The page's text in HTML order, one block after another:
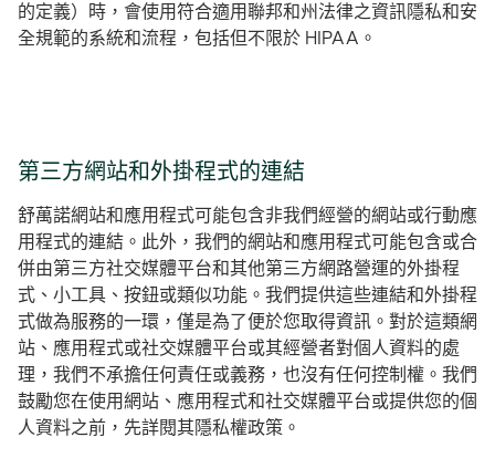
的定義）時，會使用符合適用聯邦和州法律之資訊隱私和安
全規範的系統和流程，包括但不限於 HIPAA。
第三方網站和外掛程式的連結
舒萬諾網站和應用程式可能包含非我們經營的網站或行動應
用程式的連結。此外，我們的網站和應用程式可能包含或合
併由第三方社交媒體平台和其他第三方網路營運的外掛程
式、小工具、按鈕或類似功能。我們提供這些連結和外掛程
式做為服務的一環，僅是為了便於您取得資訊。對於這類網
站、應用程式或社交媒體平台或其經營者對個人資料的處
理，我們不承擔任何責任或義務，也沒有任何控制權。我們
鼓勵您在使用網站、應用程式和社交媒體平台或提供您的個
人資料之前，先詳閱其隱私權政策。